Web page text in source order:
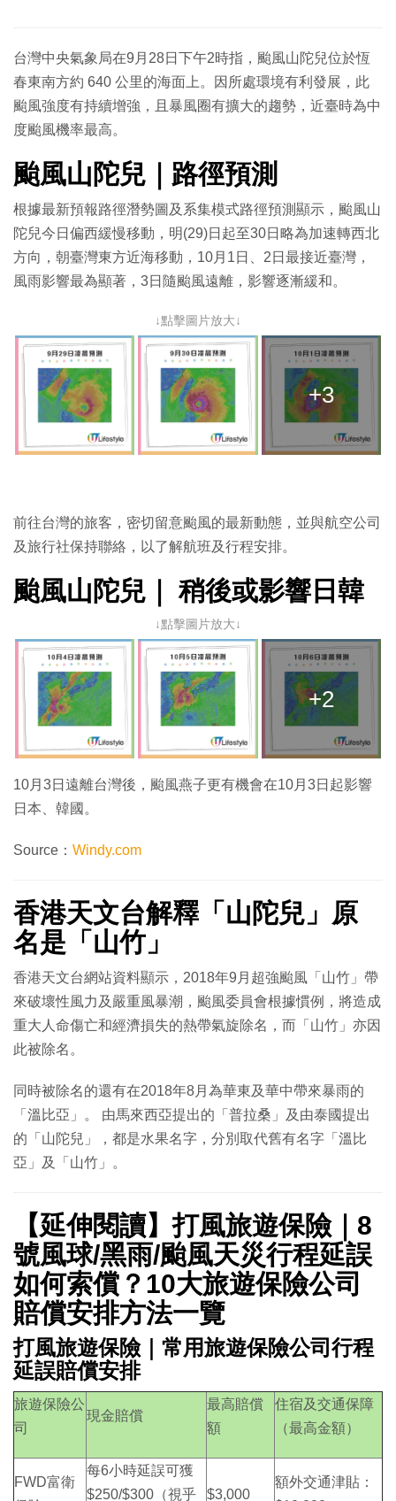
台灣中央氣象局在9月28日下午2時指，颱風山陀兒位於恆
春東南方約 640 公里的海面上。因所處環境有利發展，此
颱風強度有持續增強，且暴風圈有擴大的趨勢，近臺時為中
度颱風機率最高。
颱風山陀兒｜路徑預測
根據最新預報路徑潛勢圖及系集模式路徑預測顯示，颱風山
陀兒今日偏西緩慢移動，明(29)日起至30日略為加速轉西北
方向，朝臺灣東方近海移動，10月1日、2日最接近臺灣，
風雨影響最為顯著，3日隨颱風遠離，影響逐漸緩和。
↓點擊圖片放大↓
+3
前往台灣的旅客，密切留意颱風的最新動態，並與航空公司
及旅行社保持聯絡，以了解航班及行程安排。
颱風山陀兒｜ 稍後或影響日韓
↓點擊圖片放大↓
+2
10月3日遠離台灣後，颱風燕子更有機會在10月3日起影響
日本、韓國。
Source： Windy.com
香港天文台解釋「山陀兒」原
名是「山竹」
香港天文台網站資料顯示，2018年9月超強颱風「山竹」帶
來破壞性風力及嚴重風暴潮，颱風委員會根據慣例，將造成
重大人命傷亡和經濟損失的熱帶氣旋除名，而「山竹」亦因
此被除名。
同時被除名的還有在2018年8月為華東及華中帶來暴雨的
「溫比亞」。 由馬來西亞提出的「普拉桑」及由泰國提出
的「山陀兒」，都是水果名字，分別取代舊有名字「溫比
亞」及「山竹」。
【延伸閱讀】打風旅遊保險｜8
號風球/黑雨/颱風天災行程延誤
如何索償？10大旅遊保險公司
賠償安排方法一覽
打風旅遊保險｜常用旅遊保險公司行程
延誤賠償安排
旅遊保險公
司
現金賠償
最高賠償
額
住宿及交通保障
（最高金額）
FWD富衛
每6小時延誤可獲
$250/$300（視乎
$3,000
額外交通津貼：